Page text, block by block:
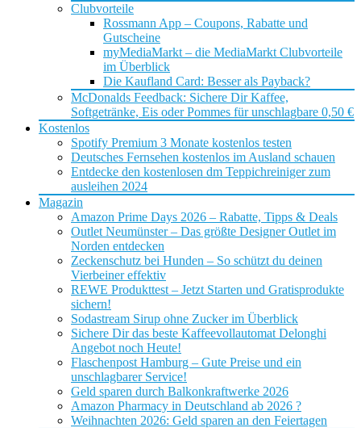
Clubvorteile
Rossmann App – Coupons, Rabatte und
Gutscheine
myMediaMarkt – die MediaMarkt Clubvorteile
im Überblick
Die Kaufland Card: Besser als Payback?
McDonalds Feedback: Sichere Dir Kaffee,
Softgetränke, Eis oder Pommes für unschlagbare 0,50 €
Kostenlos
Spotify Premium 3 Monate kostenlos testen
Deutsches Fernsehen kostenlos im Ausland schauen
Entdecke den kostenlosen dm Teppichreiniger zum
ausleihen 2024
Magazin
Amazon Prime Days 2026 – Rabatte, Tipps & Deals
Outlet Neumünster – Das größte Designer Outlet im
Norden entdecken
Zeckenschutz bei Hunden – So schützt du deinen
Vierbeiner effektiv
REWE Produkttest – Jetzt Starten und Gratisprodukte
sichern!
Sodastream Sirup ohne Zucker im Überblick
Sichere Dir das beste Kaffeevollautomat Delonghi
Angebot noch Heute!
Flaschenpost Hamburg – Gute Preise und ein
unschlagbarer Service!
Geld sparen durch Balkonkraftwerke 2026
Amazon Pharmacy in Deutschland ab 2026 ?
Weihnachten 2026: Geld sparen an den Feiertagen